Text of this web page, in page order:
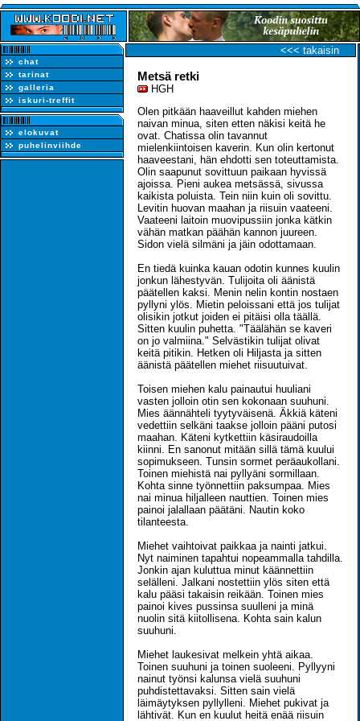
chat
tarinat
galleria
iskuri-treffit
elokuvat
puhelinviihde
<<< takaisin
Metsä retki
HGH
Olen pitkään haaveillut kahden miehen
naivan minua, siten etten näkisi keitä he
ovat. Chatissa olin tavannut
mielenkiintoisen kaverin. Kun olin kertonut
haaveestani, hän ehdotti sen toteuttamista.
Olin saapunut sovittuun paikaan hyvissä
ajoissa. Pieni aukea metsässä, sivussa
kaikista poluista. Tein niin kuin oli sovittu.
Levitin huovan maahan ja riisuin vaateeni.
Vaateeni laitoin muovipussiin jonka kätkin
vähän matkan päähän kannon juureen.
Sidon vielä silmäni ja jäin odottamaan.
En tiedä kuinka kauan odotin kunnes kuulin
jonkun lähestyvän. Tulijoita oli äänistä
päätellen kaksi. Menin nelin kontin nostaen
pyllyni ylös. Mietin peloissani että jos tulijat
olisikin jotkut joiden ei pitäisi olla täällä.
Sitten kuulin puhetta. "Täälähän se kaveri
on jo valmiina." Selvästikin tulijat olivat
keitä pitikin. Hetken oli Hiljasta ja sitten
äänistä päätellen miehet riisuutuivat.
Toisen miehen kalu painautui huuliani
vasten jolloin otin sen kokonaan suuhuni.
Mies äännähteli tyytyväisenä. Äkkiä käteni
vedettiin selkäni taakse jolloin pääni putosi
maahan. Käteni kytkettiin käsiraudoilla
kiinni. En sanonut mitään sillä tämä kuului
sopimukseen. Tunsin sormet peräaukollani.
Toinen miehistä nai pyllyäni sormillaan.
Kohta sinne työnnettiin paksumpaa. Mies
nai minua hiljalleen nauttien. Toinen mies
painoi jalallaan päätäni. Nautin koko
tilanteesta.
Miehet vaihtoivat paikkaa ja nainti jatkui.
Nyt naiminen tapahtui nopeammalla tahdilla.
Jonkin ajan kuluttua minut käännettiin
selälleni. Jalkani nostettiin ylös siten että
kalu pääsi takaisin reikään. Toinen mies
painoi kives pussinsa suulleni ja minä
nuolin sitä kiitollisena. Kohta sain kalun
suuhuni.
Miehet laukesivat melkein yhtä aikaa.
Toinen suuhuni ja toinen suoleeni. Pyllyyni
nainut työnsi kalunsa vielä suuhuni
puhdistettavaksi. Sitten sain vielä
läimäytyksen pyllylleni. Miehet pukivat ja
lähtivät. Kun en kuulut heitä enää riisuin